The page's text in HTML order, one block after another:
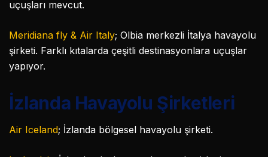
uçuşları mevcut.
Meridiana fly & Air Italy; Olbia merkezli İtalya havayolu
şirketi. Farklı kıtalarda çeşitli destinasyonlara uçuşlar
yapıyor.
İzlanda Havayolu Şirketleri
Air Iceland; İzlanda bölgesel havayolu şirketi.